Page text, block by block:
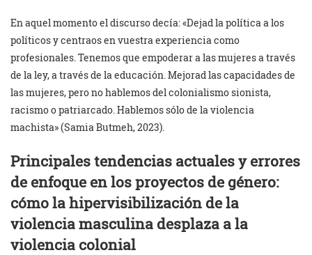
En aquel momento el discurso decía: «Dejad la política a los
políticos y centraos en vuestra experiencia como
profesionales. Tenemos que empoderar a las mujeres a través
de la ley, a través de la educación. Mejorad las capacidades de
las mujeres, pero no hablemos del colonialismo sionista,
racismo o patriarcado. Hablemos sólo de la violencia
machista» (Samia Butmeh, 2023).
Principales tendencias actuales y errores
de enfoque en los proyectos de género:
cómo la hipervisibilización de la
violencia masculina desplaza a la
violencia colonial